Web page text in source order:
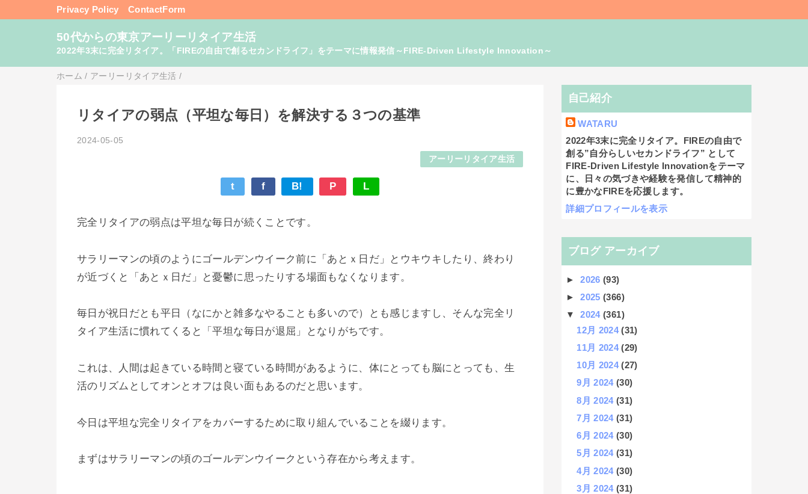
Privacy Policy ContactForm
50代からの東京アーリーリタイア生活
2022年3末に完全リタイア。「FIREの自由で創るセカンドライフ」をテーマに情報発信～FIRE-Driven Lifestyle Innovation～
ホーム / アーリーリタイア生活 /
リタイアの弱点（平坦な毎日）を解決する３つの基準
2024-05-05
アーリーリタイア生活
t f B! P L
完全リタイアの弱点は平坦な毎日が続くことです。
サラリーマンの頃のようにゴールデンウイーク前に「あとｘ日だ」とウキウキしたり、終わり
が近づくと「あとｘ日だ」と憂鬱に思ったりする場面もなくなります。
毎日が祝日だとも平日（なにかと雑多なやることも多いので）とも感じますし、そんな完全リ
タイア生活に慣れてくると「平坦な毎日が退屈」となりがちです。
これは、人間は起きている時間と寝ている時間があるように、体にとっても脳にとっても、生
活のリズムとしてオンとオフは良い面もあるのだと思います。
今日は平坦な完全リタイアをカバーするために取り組んでいることを綴ります。
まずはサラリーマンの頃のゴールデンウイークという存在から考えます。
自己紹介
WATARU
2022年3末に完全リタイア。FIREの自由で
創る”自分らしいセカンドライフ” として
FIRE-Driven Lifestyle Innovationをテーマ
に、日々の気づきや経験を発信して精神的
に豊かなFIREを応援します。
詳細プロフィールを表示
ブログ アーカイブ
►2026(93)
►2025(366)
▼2024(361)
12月 2024(31)
11月 2024(29)
10月 2024(27)
9月 2024(30)
8月 2024(31)
7月 2024(31)
6月 2024(30)
5月 2024(31)
4月 2024(30)
3月 2024(31)